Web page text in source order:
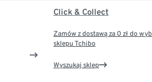
Click & Collect
Zamów z dostawą za 0 zł do
sklepu Tchibo
Wyszukaj sklep